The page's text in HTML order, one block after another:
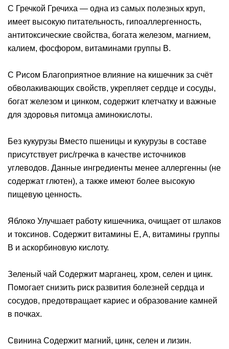
C Гречкой Гречиха — одна из самых полезных круп,
имеет высокую питательность, гипоаллергенность,
антитоксические свойства, богата железом, магнием,
калием, фосфором, витаминами группы В.
C Рисом Благоприятное влияние на кишечник за счёт
обволакивающих свойств, укрепляет сердце и сосуды,
богат железом и цинком, содержит клетчатку и важные
для здоровья питомца аминокислоты.
Без кукурузы Вместо пшеницы и кукурузы в составе
присутствует рис/гречка в качестве источников
углеводов. Данные ингредиенты менее аллергенны (не
содержат глютен), а также имеют более высокую
пищевую ценность.
Яблоко Улучшает работу кишечника, очищает от шлаков
и токсинов. Содержит витамины E, A, витамины группы
B и аскорбиновую кислоту.
Зеленый чай Содержит марганец, хром, селен и цинк.
Помогает снизить риск развития болезней сердца и
сосудов, предотвращает кариес и образование камней
в почках.
Свинина Содержит магний, цинк, селен и лизин.